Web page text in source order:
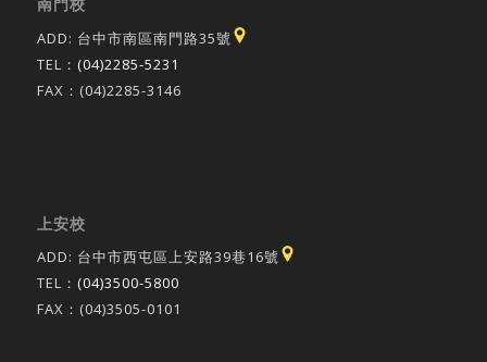
南門校
ADD: 台中市南區南門路35號
TEL： (04)2285-5231
FAX：(04)2285-3146
上安校
ADD: 台中市西屯區上安路39巷16號
TEL： (04)3500-5800
FAX：(04)3505-0101